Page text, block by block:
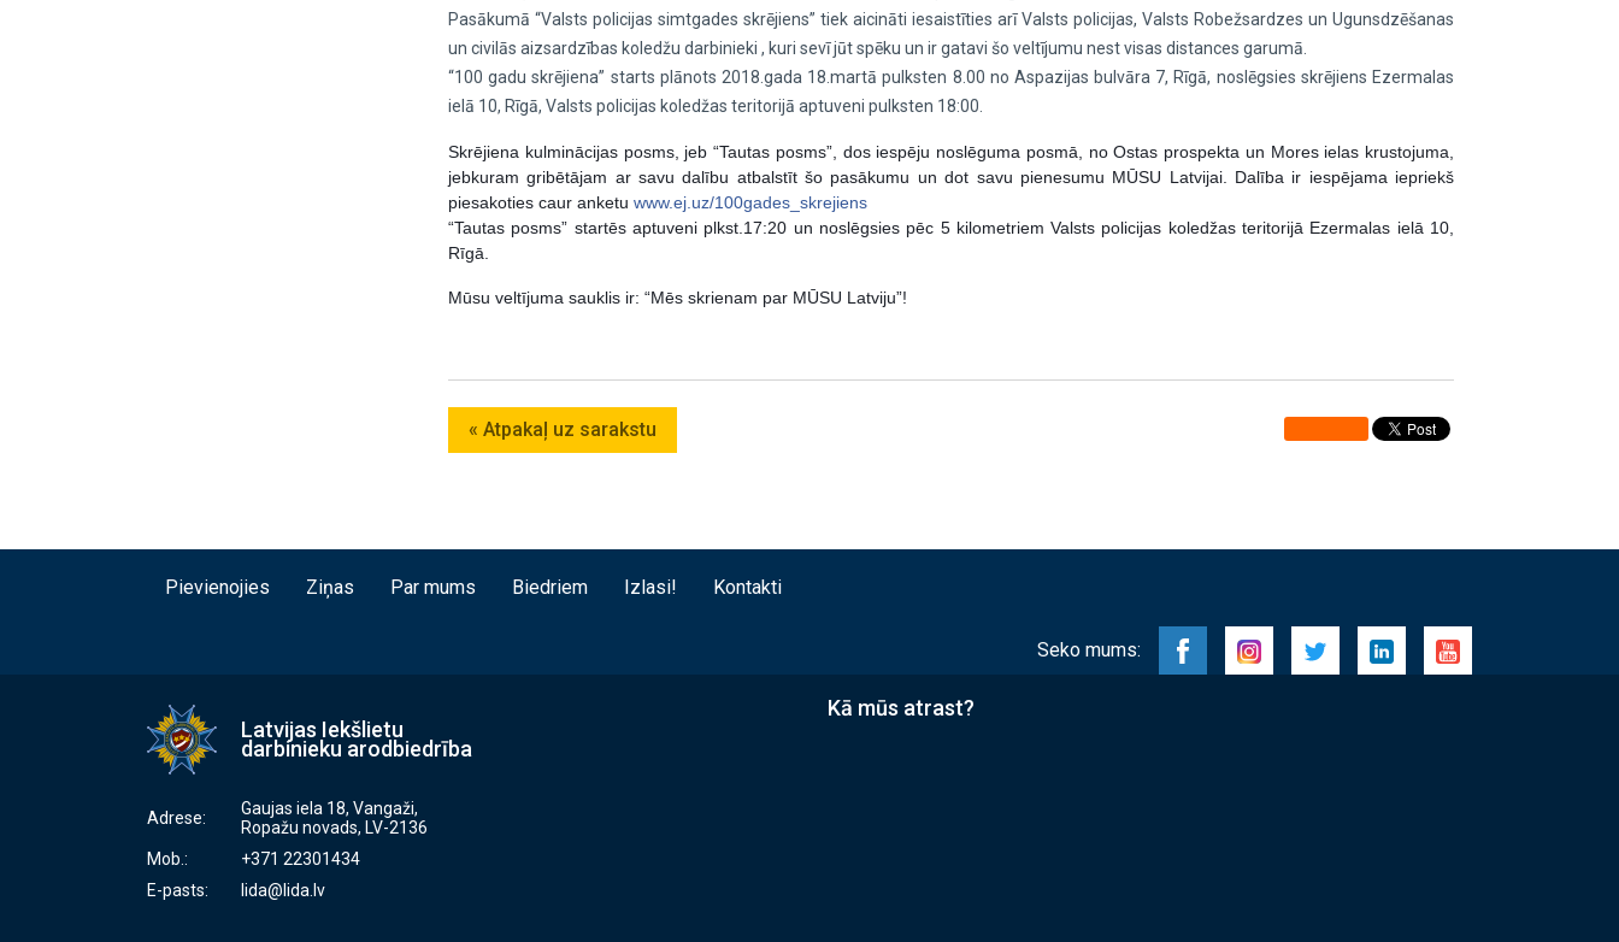
Pasākumā “Valsts policijas simtgades skrējiens” tiek aicināti iesaistīties arī Valsts policijas, Valsts Robežsardzes un Ugunsdzēšanas
un civilās aizsardzības koledžu darbinieki , kuri sevī jūt spēku un ir gatavi šo veltījumu nest visas distances garumā.
“100 gadu skrējiena” starts plānots 2018.gada 18.martā pulksten 8.00 no Aspazijas bulvāra 7, Rīgā, noslēgsies skrējiens Ezermalas
ielā 10, Rīgā, Valsts policijas koledžas teritorijā aptuveni pulksten 18:00.
Skrējiena kulminācijas posms, jeb “Tautas posms”, dos iespēju noslēguma posmā, no Ostas prospekta un Mores ielas krustojuma,
jebkuram gribētājam ar savu dalību atbalstīt šo pasākumu un dot savu pienesumu MŪSU Latvijai. Dalība ir iespējama iepriekš
piesakoties caur anketu www.ej.uz/100gades_skrejiens
“Tautas posms” startēs aptuveni plkst.17:20 un noslēgsies pēc 5 kilometriem Valsts policijas koledžas teritorijā Ezermalas ielā 10,
Rīgā.
Mūsu veltījuma sauklis ir: “Mēs skrienam par MŪSU Latviju”!
« Atpakaļ uz sarakstu
Pievienojies Ziņas Par mums Biedriem Izlasi! Kontakti
Seko mums:
Latvijas Iekšlietu
darbinieku arodbiedrība
Adrese:
Gaujas iela 18, Vangaži,
Ropažu novads, LV-2136
Mob.:
+371 22301434
E-pasts:
lida@lida.lv
Kā mūs atrast?